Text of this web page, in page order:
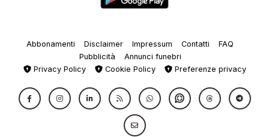
Abbonamenti Disclaimer Impressum Contatti
FAQ
Pubblicità
Annunci funebri
Privacy Policy
Cookie Policy Preferenze privacy